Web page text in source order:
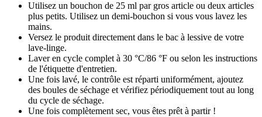
Utilisez un bouchon de 25 ml par gros article ou deux articles
plus petits. Utilisez un demi-bouchon si vous vous lavez les
mains.
Versez le produit directement dans le bac à lessive de votre
lave-linge.
Laver en cycle complet à 30 °C/86 °F ou selon les instructions
de l'étiquette d'entretien.
Une fois lavé, le contrôle est réparti uniformément, ajoutez
des boules de séchage et vérifiez périodiquement tout au long
du cycle de séchage.
Une fois complètement sec, vous êtes prêt à partir !